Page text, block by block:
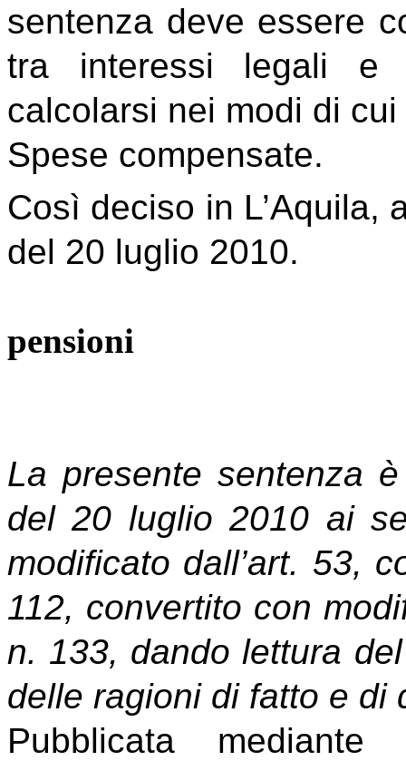
sentenza deve essere
tra interessi legali e
calcolarsi nei modi di
Spese compensate.
Così deciso in L’Aquila,
del 20 luglio 2010.
pensioni
La presente sentenza
del 20 luglio 2010 ai
modificato dall’art. 53,
112, convertito con
n. 133, dando lettura
delle ragioni di fatto e di
Pubblicata